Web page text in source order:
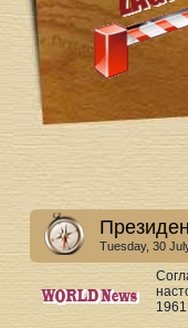
Tuesday, 30